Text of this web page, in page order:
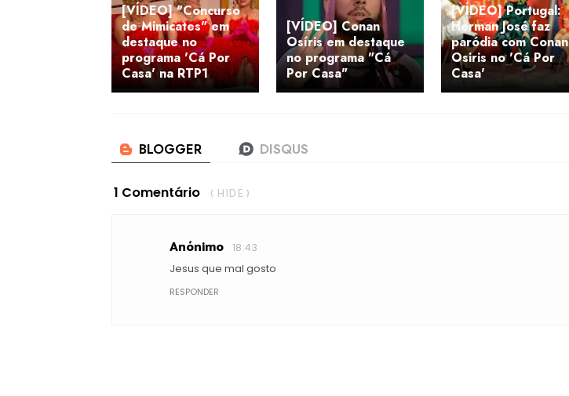
[VÍDEO] "Concurso
de Mimicates" em
destaque no
programa 'Cá Por
Casa' na RTP1
[VÍDEO] Conan
Osíris em destaque
no programa "Cá
Por Casa"
[VÍDEO] Portugal:
Herman José faz
paródia com Conan
Osiris no 'Cá Por
Casa'
1 Comentário ( HIDE )
Anónimo 18:43
Jesus que mal gosto
RESPONDER